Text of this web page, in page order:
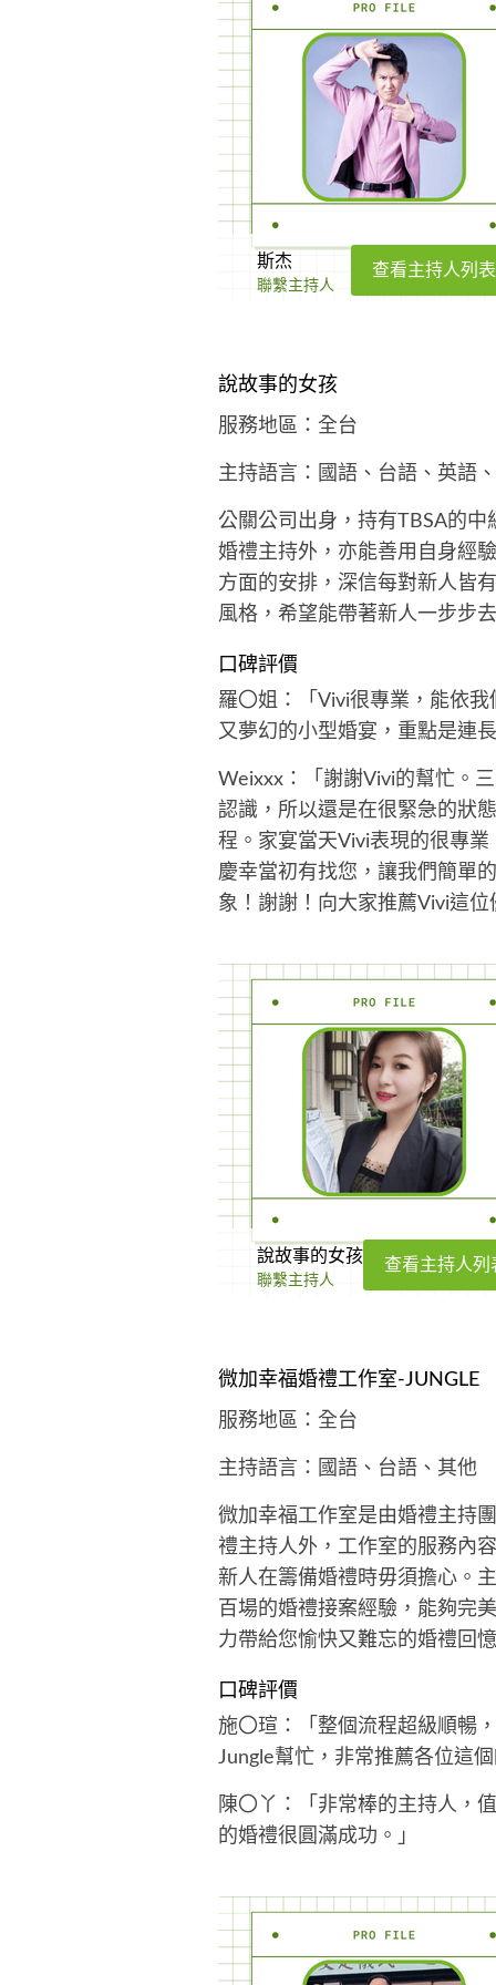
斯杰
聯繫主持人
查看主持人列表
說故事的女孩
服務地區：全台
主持語言：國語、台語、英語
公關公司出身，持有TBSA的
婚禮主持外，亦能善用自身經
方面的安排，深信每對新人皆
風格，希望能帶著新人一步步
口碑評價
羅〇姐：「Vivi很專業，能依
又夢幻的小型婚宴，重點是連
Weixxx：「謝謝Vivi的幫忙。
認識，所以還是在很緊急的狀
程。家宴當天Vivi表現的很專
慶幸當初有找您，讓我們簡單
象！謝謝！向大家推薦Vivi這位
說故事的女孩
聯繫主持人
查看主持人列
微加幸福婚禮工作室-JUNGLE
服務地區：全台
主持語言：國語、台語、其他
微加幸福工作室是由婚禮主持
禮主持人外，工作室的服務內
新人在籌備婚禮時毋須擔心。
百場的婚禮接案經驗，能夠完
力帶給您愉快又難忘的婚禮回
口碑評價
施〇瑄：「整個流程超級順暢
Jungle幫忙，非常推薦各位這
陳〇丫：「非常棒的主持人，
的婚禮很圓滿成功。」